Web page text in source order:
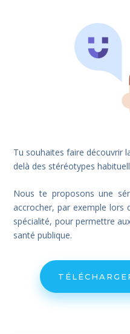
Tu souhaites faire découvrir
delà des stéréotypes
Nous te proposons une
accrocher, par exemple lors
spécialité, pour permettre
santé publique.